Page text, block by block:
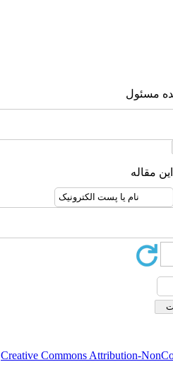
مسئول
مقاله
Creative Commons Attribution-